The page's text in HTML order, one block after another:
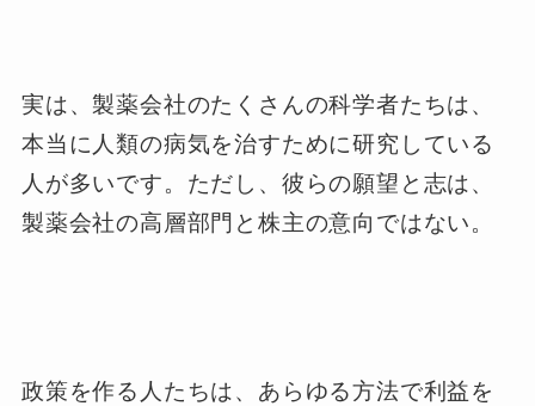
実は、製薬会社のたくさんの科学者たちは、
本当に人類の病気を治すために研究している
人が多いです。ただし、彼らの願望と志は、
製薬会社の高層部門と株主の意向ではない。
政策を作る人たちは、あらゆる方法で利益を